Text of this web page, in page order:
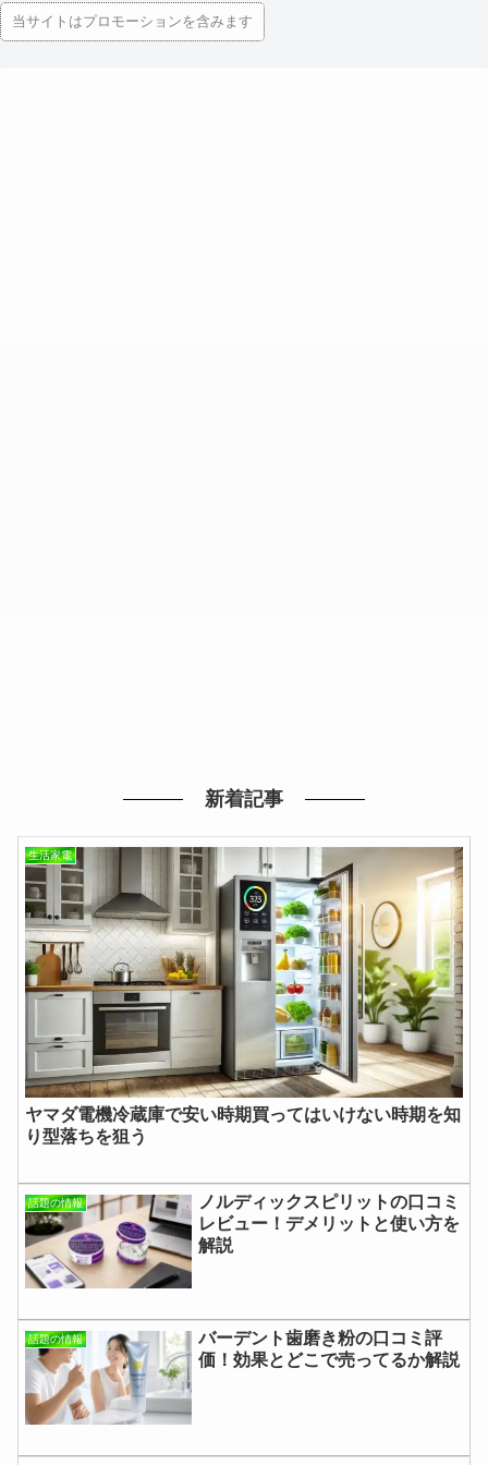
当サイトはプロモーションを含みます
新着記事
生活家電
ヤマダ電機冷蔵庫で安い時期買ってはいけない時期を知
り型落ちを狙う
話題の情報
ノルディックスピリットの口コミ
レビュー！デメリットと使い方を
解説
話題の情報
バーデント歯磨き粉の口コミ評
価！効果とどこで売ってるか解説